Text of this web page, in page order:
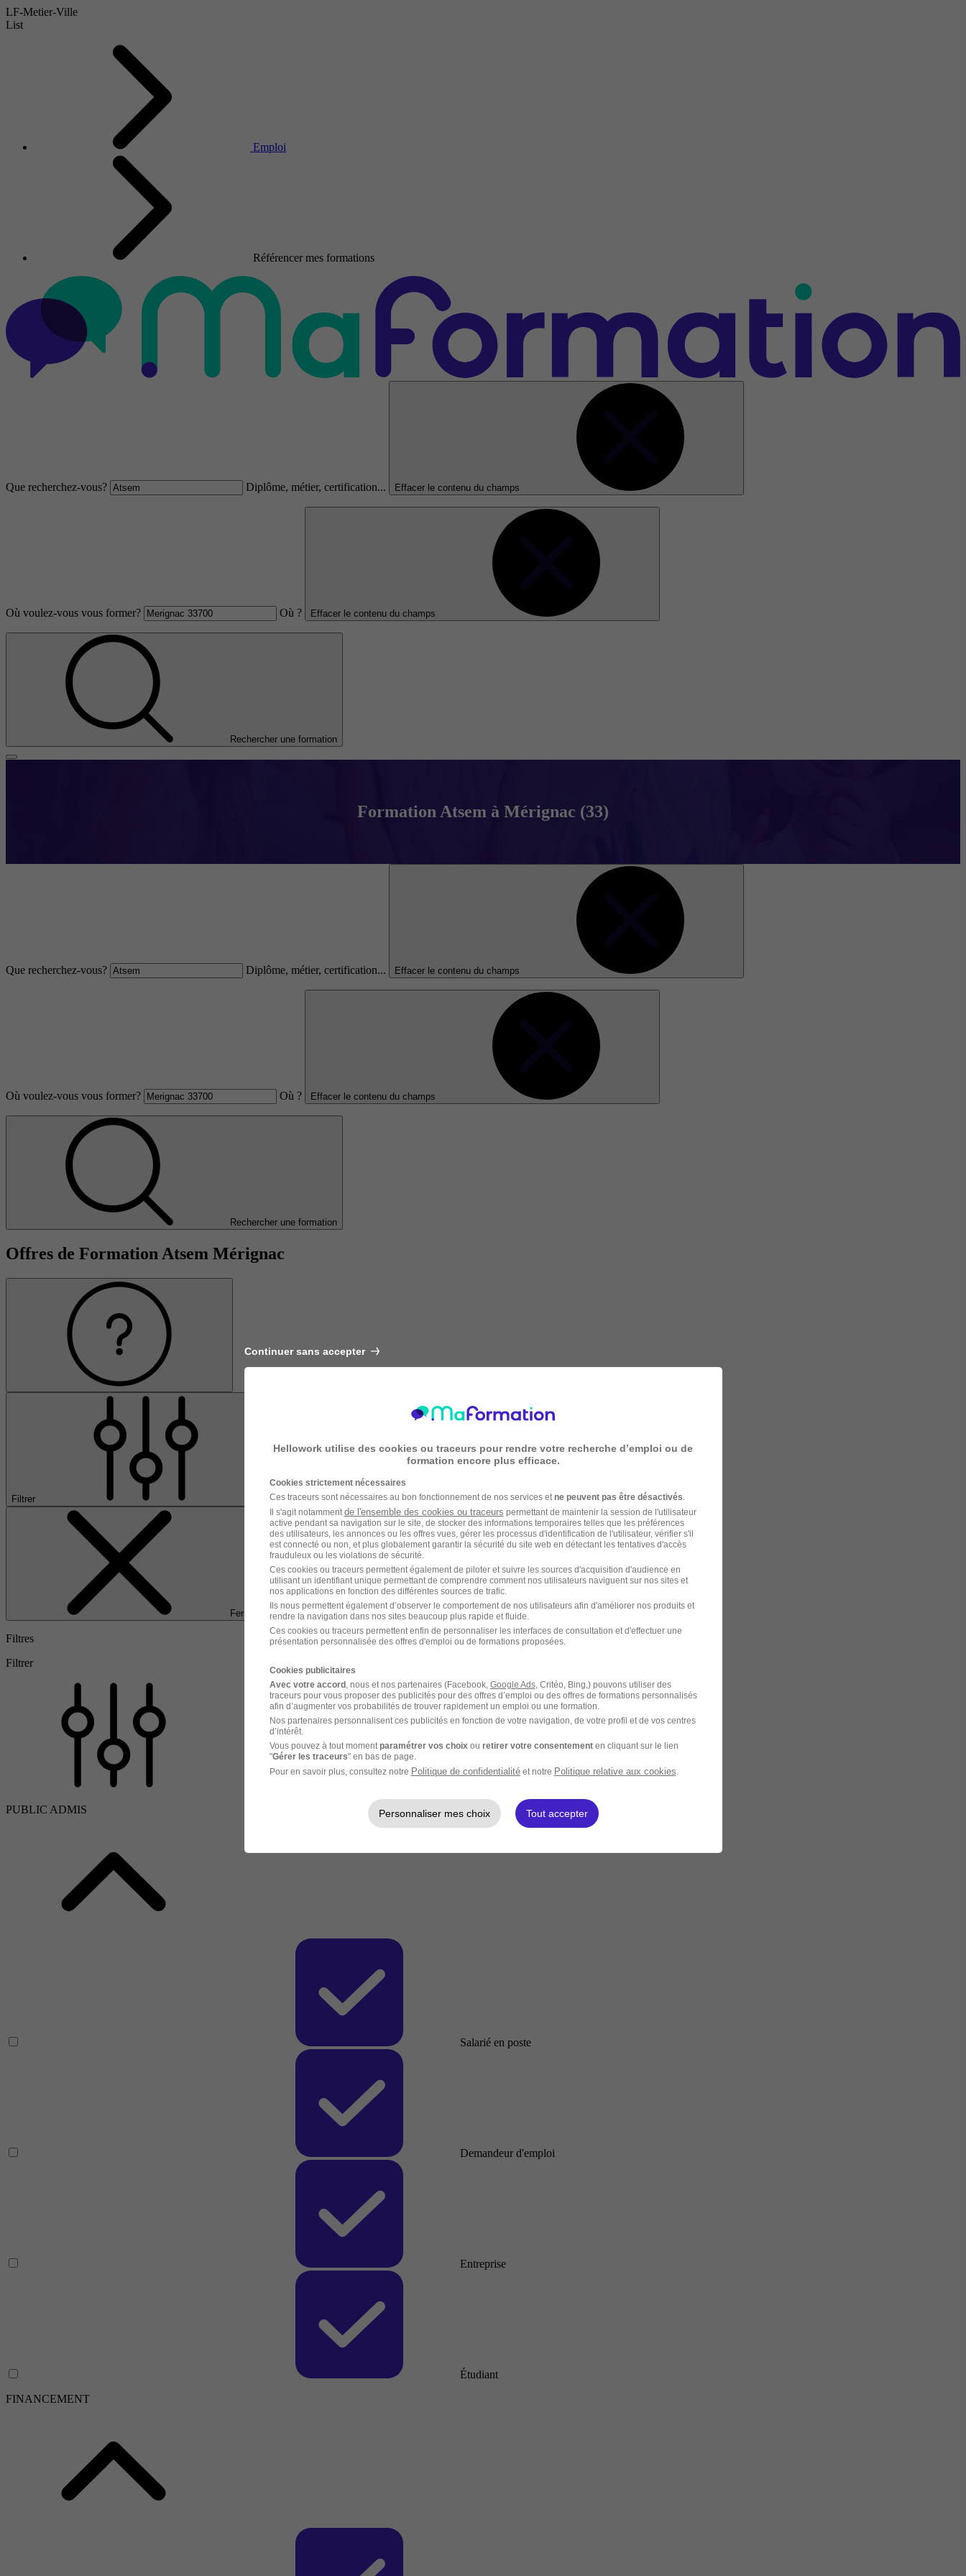
LF-Metier-Ville
List
Emploi
Référencer mes formations
Que recherchez-vous? Diplôme, métier, certification... Effacer le contenu du champs
Où voulez-vous vous former? Où ? Effacer le contenu du champs
Rechercher une formation
Formation Atsem à Mérignac (33)
Que recherchez-vous? Diplôme, métier, certification... Effacer le contenu du champs
Où voulez-vous vous former? Où ? Effacer le contenu du champs
Rechercher une formation
Offres de Formation Atsem Mérignac
Filtrer
Fermer
Filtres
Filtrer
PUBLIC ADMIS
Salarié en poste
Demandeur d'emploi
Entreprise
Étudiant
FINANCEMENT
Continuer sans accepter
Hellowork utilise des cookies ou traceurs pour rendre votre recherche d’emploi ou de
formation encore plus efficace.
Cookies strictement nécessaires
Ces traceurs sont nécessaires au bon fonctionnement de nos services et ne peuvent pas être désactivés
Il s'agit notamment de l'ensemble des cookies ou traceurs permettant de maintenir la session de l'utilisateur
active pendant sa navigation sur le site, de stocker des informations temporaires telles que les préférences
des utilisateurs, les annonces ou les offres vues, gérer les processus d'identification de l'utilisateur, vérifier s'il
est connecté ou non, et plus globalement garantir la sécurité du site web en détectant les tentatives d'accès
frauduleux ou les violations de sécurité.
Ces cookies ou traceurs permettent également de piloter et suivre les sources d'acquisition d'audience en
utilisant un identifiant unique permettant de comprendre comment nos utilisateurs naviguent sur nos sites et
nos applications en fonction des différentes sources de trafic.
Ils nous permettent également d’observer le comportement de nos utilisateurs afin d'améliorer nos produits et
rendre la navigation dans nos sites beaucoup plus rapide et fluide.
Ces cookies ou traceurs permettent enfin de personnaliser les interfaces de consultation et d'effectuer une
présentation personnalisée des offres d'emploi ou de formations proposées.
Cookies publicitaires
Avec votre accord, nous et nos partenaires (Facebook, Google Ads, Critéo, Bing,) pouvons utiliser des
traceurs pour vous proposer des publicités pour des offres d’emploi ou des offres de formations personnalisés
afin d’augmenter vos probabilités de trouver rapidement un emploi ou une formation.
Nos partenaires personnalisent ces publicités en fonction de votre navigation, de votre profil et de vos centres
d’intérêt.
Vous pouvez à tout moment paramétrer vos choix ou retirer votre consentementen cliquant sur le lien
"Gérer les traceurs" en bas de page.
Pour en savoir plus, consultez notre Politique de confidentialitéet notre Politique relative aux cookies
Personnaliser mes choix Tout accepter